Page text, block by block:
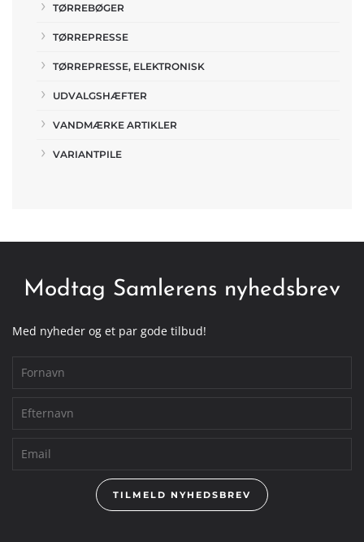
TØRREBØGER
TØRREPRESSE
TØRREPRESSE, ELEKTRONISK
UDVALGSHÆFTER
VANDMÆRKE ARTIKLER
VARIANTPILE
Modtag Samlerens nyhedsbrev
Med nyheder og et par gode tilbud!
TILMELD NYHEDSBREV